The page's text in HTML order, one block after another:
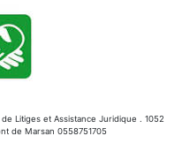
Litiges et Assistance Juridique . 1052
de Marsan 0558751705